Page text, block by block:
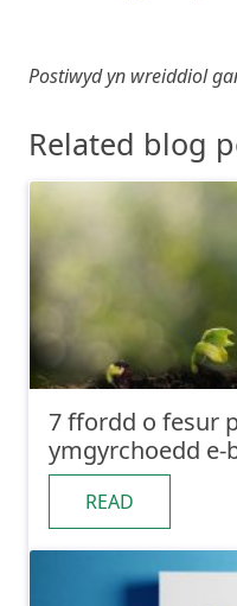
Postiwyd yn wreiddiol
Related blog
7 ffordd o fesur
ymgyrchoedd e-
READ